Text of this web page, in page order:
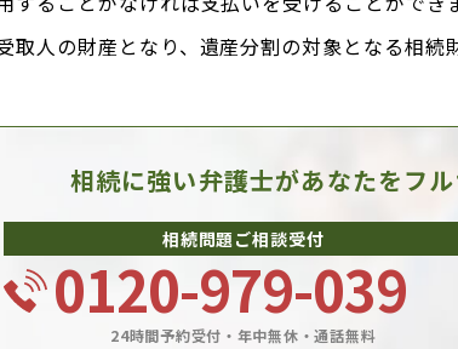
取人の財産となり、遺産分割の対象となる相続
相続に強い弁護士があなたをフ
相続問題ご相談受付
0120-979-039
24時間予約受付・年中無休・通話無料